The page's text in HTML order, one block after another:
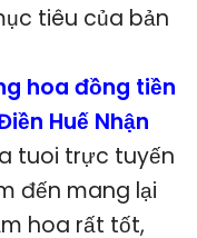
tiêu của bản
hoa đồng tiền
Huế Nhận
tuoi trực tuyến
đến mang lại
hoa rất tốt,